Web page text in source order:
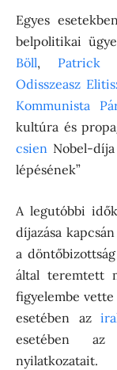
Egyes
belpolitikai
Böll, Patrick
Odisszeasz
Kommunista
kultúra és
csien Nobel-
lépésének”
A legutóbbi
díjazása
a
által teremtett
figyelembe
esetében az
esetében
nyilatkozatait.